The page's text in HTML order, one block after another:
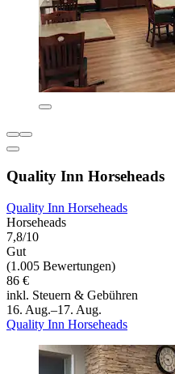
Quality Inn Horseheads
Quality Inn Horseheads
Horseheads
7,8/10
Gut
(1.005 Bewertungen)
86 €
inkl. Steuern & Gebühren
16. Aug.–17. Aug.
Quality Inn Horseheads